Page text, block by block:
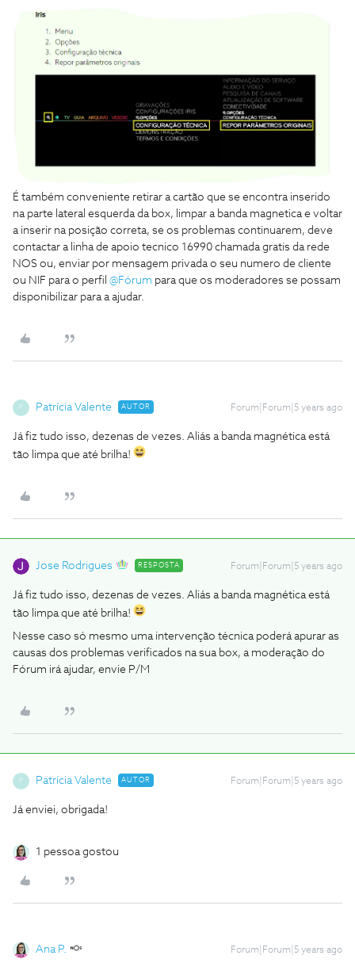
É também conveniente retirar a cartão que se encontra inserido
na parte lateral esquerda da box, limpar a banda magnetica e voltar
a inserir na posição correta, se os problemas continuarem, deve
contactar a linha de apoio tecnico 16990 chamada gratis da rede
NOS ou, enviar por mensagem privada o seu numero de cliente
ou NIF para o perfil @Fórum para que os moderadores se possam
disponibilizar para a ajudar.
P Patrícia Valente AUTOR Forum|Forum|5 years ago
Já fiz tudo isso, dezenas de vezes. Aliás a banda magnética está
tão limpa que até brilha!
Jose Rodrigues RESPOSTA Forum|Forum|5 years ago
Já fiz tudo isso, dezenas de vezes. Aliás a banda magnética está
tão limpa que até brilha!
Nesse caso só mesmo uma intervenção técnica poderá apurar as
causas dos problemas verificados na sua box, a moderação do
Fórum irá ajudar, envie P/M
P Patrícia Valente AUTOR Forum|Forum|5 years ago
Já enviei, obrigada!
1 pessoa gostou
Ana P. Forum|Forum|5 years ago